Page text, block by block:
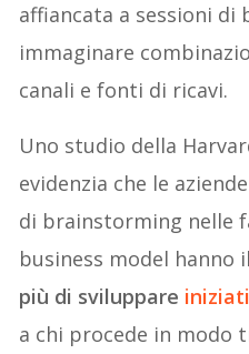
affiancata a sessioni
immaginare
canali e fonti di ricavi.
Uno studio della
evidenzia che le
di brainstorming nelle
business model hanno il
più di sviluppare
a chi procede in modo